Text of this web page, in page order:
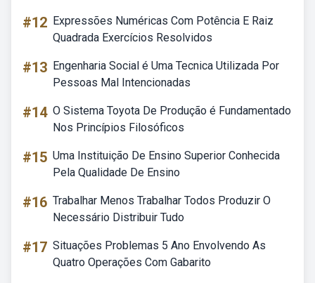
#12 Expressões Numéricas Com Potência E Raiz
Quadrada Exercícios Resolvidos
#13 Engenharia Social é Uma Tecnica Utilizada Por
Pessoas Mal Intencionadas
#14 O Sistema Toyota De Produção é Fundamentado
Nos Princípios Filosóficos
#15 Uma Instituição De Ensino Superior Conhecida
Pela Qualidade De Ensino
#16 Trabalhar Menos Trabalhar Todos Produzir O
Necessário Distribuir Tudo
#17 Situações Problemas 5 Ano Envolvendo As
Quatro Operações Com Gabarito